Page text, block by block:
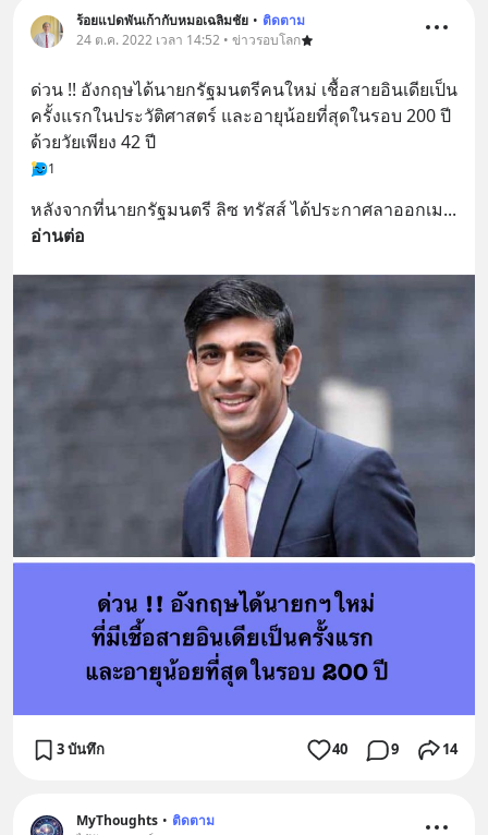
ร้อยแปดพันเก้ากับหมอเฉลิมชัย • ติดตาม
24 ต.ค. 2022 เวลา 14:52 • ข่าวรอบโลก
ด่วน !! อังกฤษได้นายกรัฐมนตรีคนใหม่ เชื้อสายอินเดียเป็น
ครั้งแรกในประวัติศาสตร์ และอายุน้อยที่สุดในรอบ 200 ปี
ด้วยวัยเพียง 42 ปี
1
หลังจากที่นายกรัฐมนตรี ลิซ ทรัสส์ ได้ประกาศลาออกเม
อ่านต่อ
3 บันทึก 40 9 14
MyThoughts • ติดตาม